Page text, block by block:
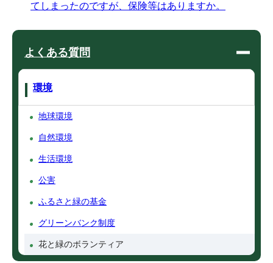
てしまったのですが、保険等はありますか。
よくある質問
環境
地球環境
自然環境
生活環境
公害
ふるさと緑の基金
グリーンバンク制度
花と緑のボランティア